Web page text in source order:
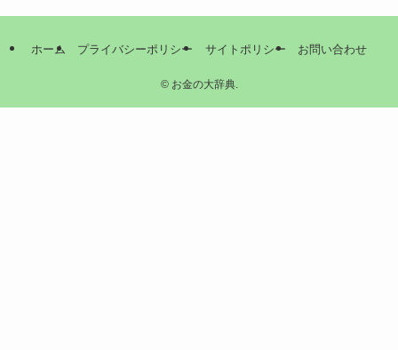
ホーム プライバシーポリシー サイトポリシー お問い合わせ
©お金の大辞典.